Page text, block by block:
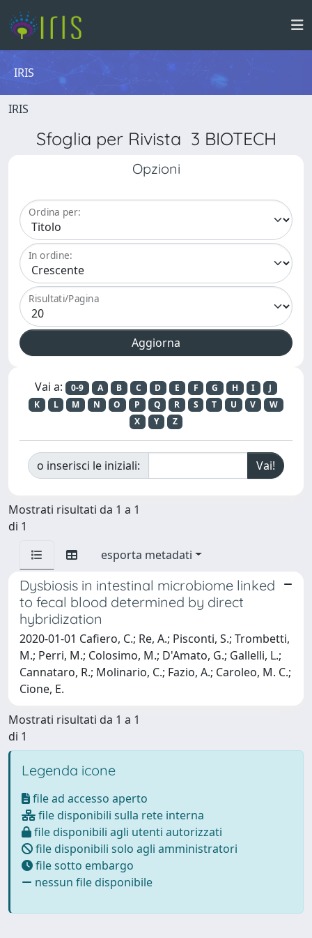
IRIS
IRIS
Sfoglia per Rivista 3 BIOTECH
Opzioni
Ordina per:
In ordine:
Risultati/Pagina
Vai a: 0-9 A B C D E F G H I
J
K
L M N O P Q R S T U V
W
X
Y Z
o inserisci le iniziali:
Mostrati risultati da 1 a 1
di 1
esporta metadati
Dysbiosis in intestinal microbiome linked
to fecal blood determined by direct
hybridization
2020-01-01 Cafiero, C.; Re, A.; Pisconti, S.; Trombetti,
M.; Perri, M.; Colosimo, M.; D'Amato, G.; Gallelli, L.;
Cannataro, R.; Molinario, C.; Fazio, A.; Caroleo, M. C.;
Cione, E.
Mostrati risultati da 1 a 1
di 1
Legenda icone
file ad accesso aperto
file disponibili sulla rete interna
file disponibili agli utenti autorizzati
file disponibili solo agli amministratori
file sotto embargo
nessun file disponibile